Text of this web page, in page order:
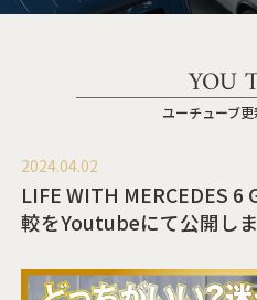
YOU
ユーチューブ
2024.04.02
LIFE WITH MERCEDES 6
較をYoutubeにて公開し